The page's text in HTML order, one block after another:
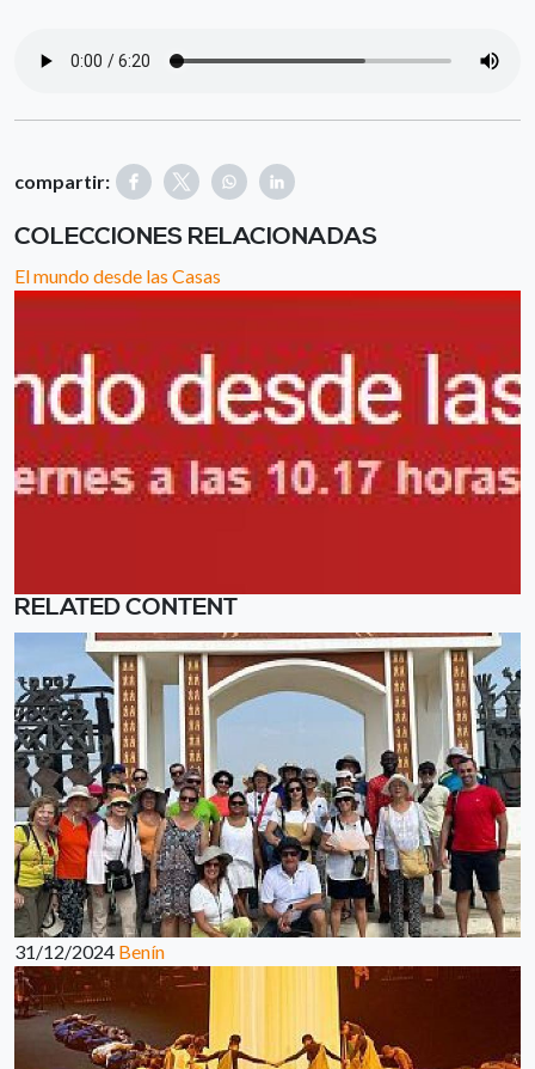
compartir:
COLECCIONES RELACIONADAS
El mundo desde las Casas
RELATED CONTENT
31/12/2024 Benín